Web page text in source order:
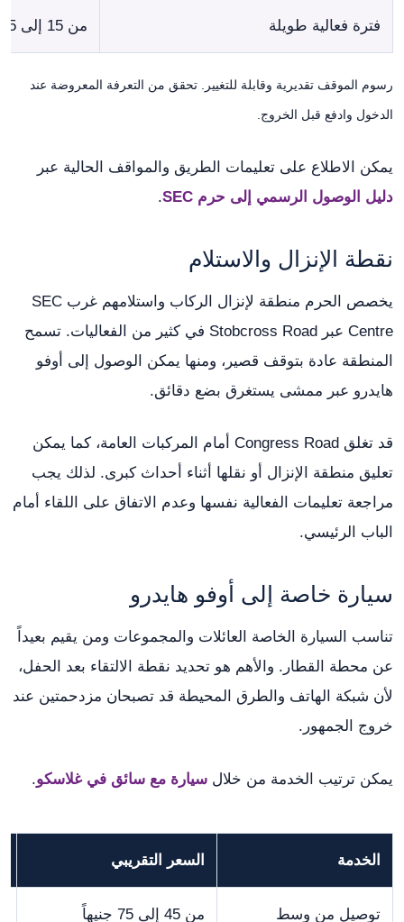
فترة فعالية طويلة من 15 إلى 25 جنيهاً تقريباً
رسوم الموقف تقديرية وقابلة للتغيير. تحقق من التعرفة المعروضة عند
الدخول وادفع قبل الخروج.
يمكن الاطلاع على تعليمات الطريق والمواقف الحالية عبر
دليل الوصول الرسمي إلى حرم SEC
.
نقطة الإنزال والاستلام
يخصص الحرم منطقة لإنزال الركاب واستلامهم غرب SEC
Centre عبر Stobcross Road في كثير من الفعاليات. تسمح
المنطقة عادة بتوقف قصير، ومنها يمكن الوصول إلى أوفو
هايدرو عبر ممشى يستغرق بضع دقائق.
قد تغلق Congress Road أمام المركبات العامة، كما يمكن
تعليق منطقة الإنزال أو نقلها أثناء أحداث كبرى. لذلك يجب
مراجعة تعليمات الفعالية نفسها وعدم الاتفاق على اللقاء أمام
الباب الرئيسي.
سيارة خاصة إلى أوفو هايدرو
تناسب السيارة الخاصة العائلات والمجموعات ومن يقيم بعيداً
عن محطة القطار. والأهم هو تحديد نقطة الالتقاء بعد الحفل،
لأن شبكة الهاتف والطرق المحيطة قد تصبحان مزدحمتين عند
خروج الجمهور.
يمكن ترتيب الخدمة من خلال سيارة مع سائق في غلاسكو.
الخدمة السعر التقريبي
توصيل من وسط
من 45 إلى 75 جنيهاً